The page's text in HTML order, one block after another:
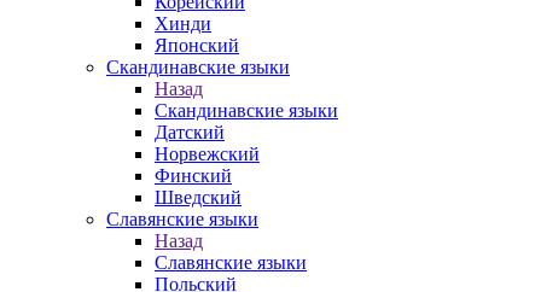
Хинди
Японский
Скандинавские языки
Назад
Скандинавские языки
Датский
Норвежский
Финский
Шведский
Славянские языки
Назад
Славянские языки
Польский